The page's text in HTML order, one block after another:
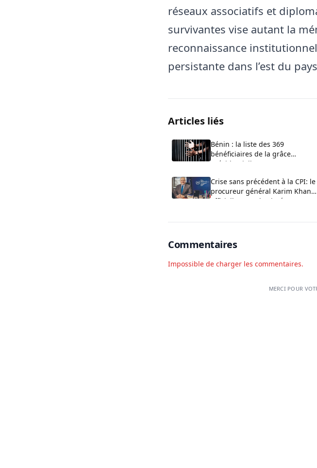
réseaux associatifs et
survivantes vise autant la
reconnaissance
persistante dans l’est du
Articles liés
Bénin : la liste des 369
bénéficiaires de la grâce
présidentielle
Crise sans précédent à la CPI: le
procureur général Karim Khan
officiellement destitué
Commentaires
Impossible de charger les commentaires.
MERCI POUR